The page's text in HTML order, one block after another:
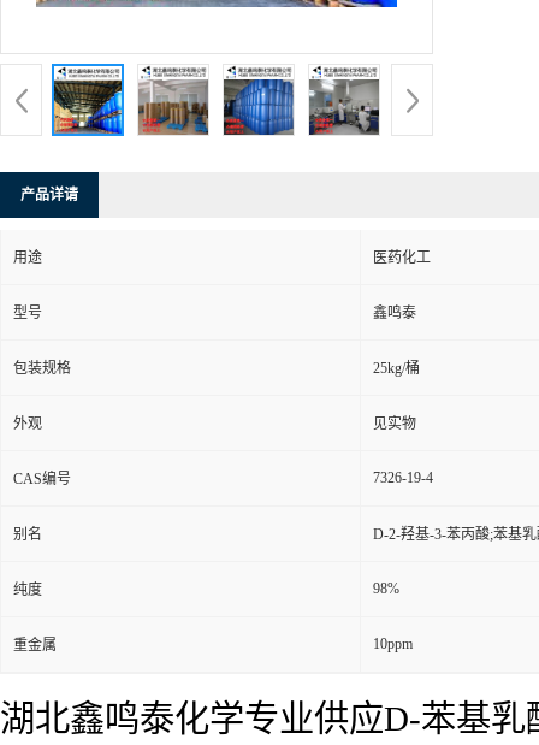
产品详请
用途 医药化工
型号 鑫鸣泰
包装规格 25kg/桶
外观 见实物
CAS编号 7326-19-4
别名 D-2-羟基-3-苯丙酸;苯基
纯度 98%
重金属 10ppm
湖北鑫鸣泰化学专业供应D-苯基